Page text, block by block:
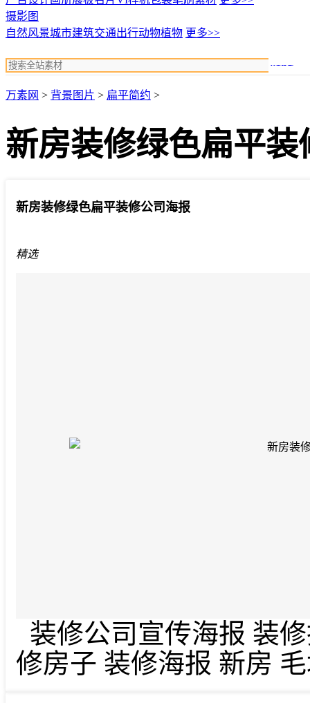
摄影图
自然风景城市建筑交通出行动物植物 更多>>
万素网 > 背景图片 > 扁平简约 >
新房装修绿色扁平装
新房装修绿色扁平装修公司海报
精选
装修公司宣传海报 装
修房子 装修海报 新房